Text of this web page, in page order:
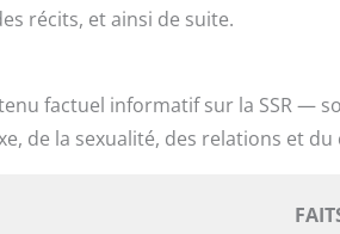
récits, et ainsi de suite.
factuel informatif sur la SSR —
de la sexualité, des relations et du